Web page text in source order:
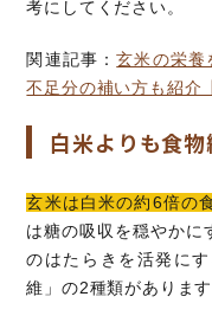
考にしてください。
関連記事：玄米の栄養
不足分の補い方も紹介
白米よりも食
玄米は白米の約6倍の
は糖の吸収を穏やかに
のはたらきを活発に
維」の2種類があります